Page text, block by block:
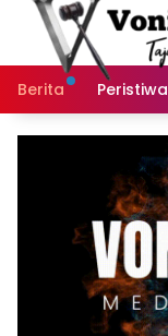
Langsung
Berita
Peristiwa